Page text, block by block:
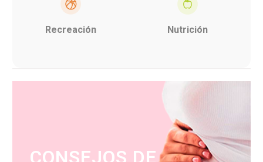
Recreación Nutrición
CONSEJOS DE